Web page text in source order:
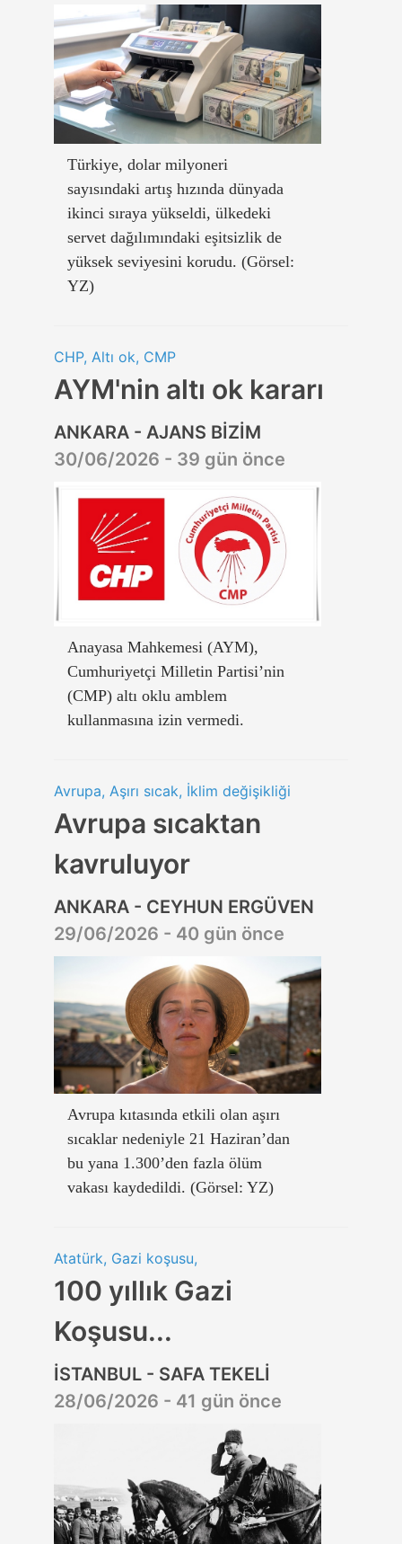
Türkiye, dolar milyoneri
sayısındaki artış hızında dünyada
ikinci sıraya yükseldi, ülkedeki
servet dağılımındaki eşitsizlik de
yüksek seviyesini korudu. (Görsel:
YZ)
CHP, Altı ok, CMP
AYM'nin altı ok kararı
ANKARA - AJANS BİZİM
30/06/2026 - 39 gün önce
Anayasa Mahkemesi (AYM),
Cumhuriyetçi Milletin Partisi’nin
(CMP) altı oklu amblem
kullanmasına izin vermedi.
Avrupa, Aşırı sıcak, İklim değişikliği
Avrupa sıcaktan
kavruluyor
ANKARA - CEYHUN ERGÜVEN
29/06/2026 - 40 gün önce
Avrupa kıtasında etkili olan aşırı
sıcaklar nedeniyle 21 Haziran’dan
bu yana 1.300’den fazla ölüm
vakası kaydedildi. (Görsel: YZ)
Atatürk, Gazi koşusu,
100 yıllık Gazi
Koşusu...
İSTANBUL - SAFA TEKELİ
28/06/2026 - 41 gün önce